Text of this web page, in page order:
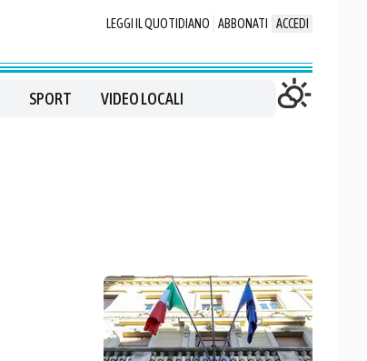
LEGGI IL QUOTIDIANO ABBONATI ACCEDI
SPORT VIDEO LOCALI